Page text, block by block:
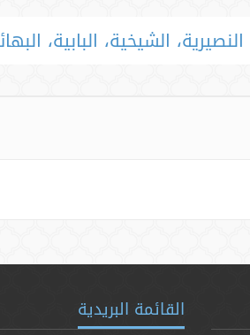
الشيخية، البابية،
القائمة البريدية